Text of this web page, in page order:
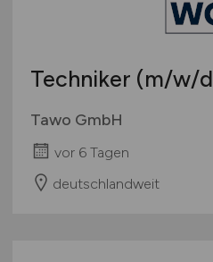
Techniker (m/w/
Tawo GmbH
vor 6 Tagen
deutschlandweit